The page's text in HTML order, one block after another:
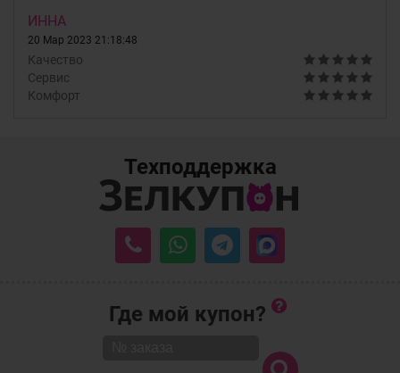
ИННА
20 Мар 2023 21:18:48
Качество
Сервис
Комфорт
Техподдержка
Где мой купон?